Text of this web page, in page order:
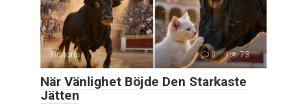
Historia 0 73
När Vänlighet Böjde Den Starkaste
Jätten